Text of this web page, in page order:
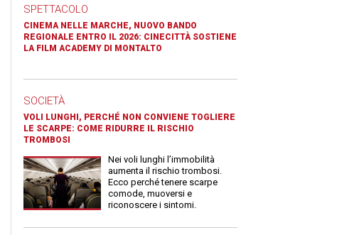
SPETTACOLO
CINEMA NELLE MARCHE, NUOVO BANDO
REGIONALE ENTRO IL 2026: CINECITTÀ SOSTIENE
LA FILM ACADEMY DI MONTALTO
SOCIETÀ
VOLI LUNGHI, PERCHÉ NON CONVIENE TOGLIERE
LE SCARPE: COME RIDURRE IL RISCHIO
TROMBOSI
Nei voli lunghi l’immobilità
aumenta il rischio trombosi.
Ecco perché tenere scarpe
comode, muoversi e
riconoscere i sintomi.